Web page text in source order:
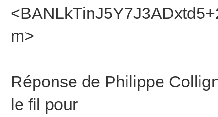
m>
Réponse de Philippe
le fil pour